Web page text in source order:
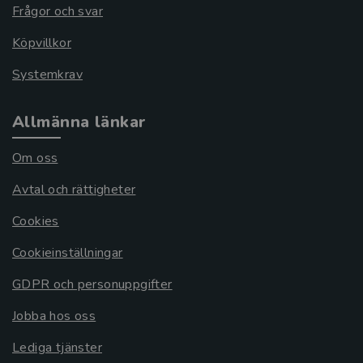
Frågor och svar
Köpvillkor
Systemkrav
Allmänna länkar
Om oss
Avtal och rättigheter
Cookies
Cookieinställningar
GDPR och personuppgifter
Jobba hos oss
Lediga tjänster